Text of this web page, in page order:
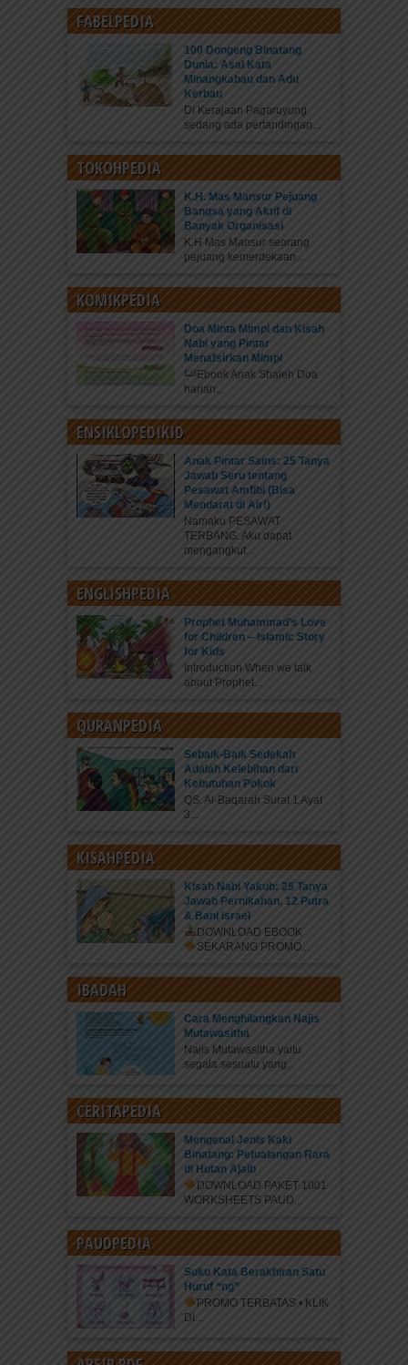
FABELPEDIA
100 Dongeng Binatang
Dunia: Asal Kata
Minangkabau dan Adu
Kerbau
Di Kerajaan Pagaruyung
sedang ada pertandingan...
TOKOHPEDIA
K.H. Mas Mansur Pejuang
Bangsa yang Aktif di
Banyak Organisasi
K.H Mas Mansur seorang
pejuang kemerdekaan...
KOMIKPEDIA
Doa Minta Mimpi dan Kisah
Nabi yang Pintar
Menafsirkan Mimpi
Ebook Anak Shaleh Doa
harian...
ENSIKLOPEDIKID
Anak Pintar Sains: 25 Tanya
Jawab Seru tentang
Pesawat Amfibi (Bisa
Mendarat di Air!)
Namaku PESAWAT
TERBANG. Aku dapat
mengangkut...
ENGLISHPEDIA
Prophet Muhammad’s Love
for Children – Islamic Story
for Kids
Introduction When we talk
about Prophet...
QURANPEDIA
Sebaik-Baik Sedekah
Adalah Kelebihan dari
Kebutuhan Pokok
QS. Al-Baqarah Surat 1 Ayat
3...
KISAHPEDIA
Kisah Nabi Yakub: 25 Tanya
Jawab Pernikahan, 12 Putra
& Bani Israel
DOWNLOAD EBOOK
SEKARANG PROMO...
IBADAH
Cara Menghilangkan Najis
Mutawasitha
Najis Mutawasitha yaitu
segala sesuatu yang...
CERITAPEDIA
Mengenal Jenis Kaki
Binatang: Petualangan Rara
di Hutan Ajaib
DOWNLOAD PAKET 1001
WORKSHEETS PAUD...
PAUDPEDIA
Suku Kata Berakhiran Satu
Huruf “ng”
PROMO TERBATAS • KLIK
DI...